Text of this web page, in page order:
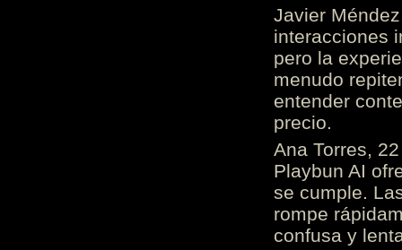
Javier
interacciones
pero la
menudo
entender
precio.
Ana Torres,
Playbun AI
se cumple.
rompe
confusa y